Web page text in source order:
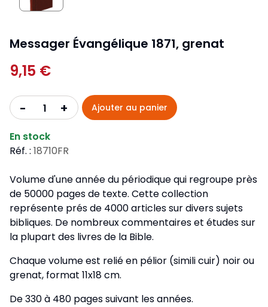
Messager Évangélique 1871, grenat
9,15 €
- + Ajouter au panier
En stock
Réf. : 18710FR
Volume d'une année du périodique qui regroupe près
de 50000 pages de texte. Cette collection
représente prés de 4000 articles sur divers sujets
bibliques. De nombreux commentaires et études sur
la plupart des livres de la Bible.
Chaque volume est relié en pélior (simili cuir) noir ou
grenat, format 11x18 cm.
De 330 à 480 pages suivant les années.